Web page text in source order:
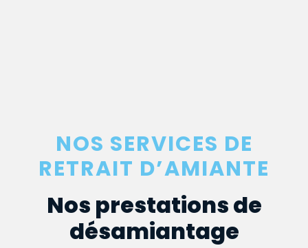
NOS SERVICES DE
RETRAIT D’AMIANTE
Nos prestations de
désamiantage